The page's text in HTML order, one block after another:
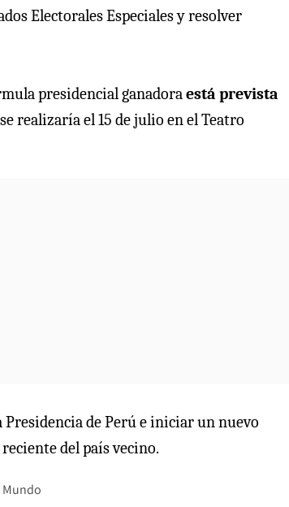
Electorales Especiales y resolver
presidencial ganadoraestá prevista
realizaría el 15 de julio en el Teatro
de Perú e iniciar un nuevo
del país vecino.
Mundo